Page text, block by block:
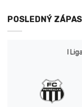
POSLEDNÝ ZÁPAS
I